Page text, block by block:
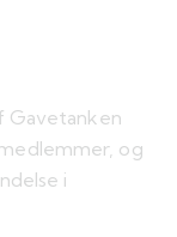
Gavetanken
og
i